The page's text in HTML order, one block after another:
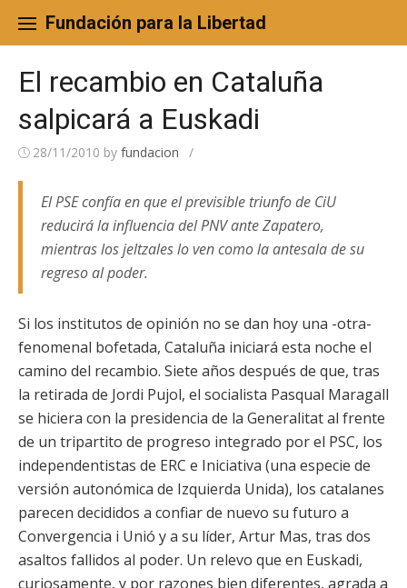
content
Fundación para la Libertad
El recambio en Cataluña
salpicará a Euskadi
28/11/2010 by fundacion /
El PSE confía en que el previsible triunfo de CiU
reducirá la influencia del PNV ante Zapatero,
mientras los jeltzales lo ven como la antesala de su
regreso al poder.
Si los institutos de opinión no se dan hoy una -otra-
fenomenal bofetada, Cataluña iniciará esta noche el
camino del recambio. Siete años después de que, tras
la retirada de Jordi Pujol, el socialista Pasqual Maragall
se hiciera con la presidencia de la Generalitat al frente
de un tripartito de progreso integrado por el PSC, los
independentistas de ERC e Iniciativa (una especie de
versión autonómica de Izquierda Unida), los catalanes
parecen decididos a confiar de nuevo su futuro a
Convergencia i Unió y a su líder, Artur Mas, tras dos
asaltos fallidos al poder. Un relevo que en Euskadi,
curiosamente, y por razones bien diferentes, agrada a